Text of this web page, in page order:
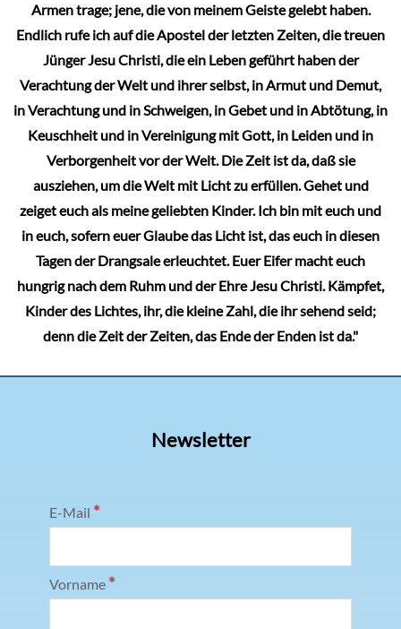
Armen trage; jene, die von meinem Geiste gelebt haben.
Endlich rufe ich auf die Apostel der letzten Zeiten, die treuen
Jünger Jesu Christi, die ein Leben geführt haben der
Verachtung der Welt und ihrer selbst, in Armut und Demut,
in Verachtung und in Schweigen, in Gebet und in Abtötung, in
Keuschheit und in Vereinigung mit Gott, in Leiden und in
Verborgenheit vor der Welt. Die Zeit ist da, daß sie
ausziehen, um die Welt mit Licht zu erfüllen. Gehet und
zeiget euch als meine geliebten Kinder. Ich bin mit euch und
in euch, sofern euer Glaube das Licht ist, das euch in diesen
Tagen der Drangsale erleuchtet. Euer Eifer macht euch
hungrig nach dem Ruhm und der Ehre Jesu Christi. Kämpfet,
Kinder des Lichtes, ihr, die kleine Zahl, die ihr sehend seid;
denn die Zeit der Zeiten, das Ende der Enden ist da."
Newsletter
E-Mail *
Vorname *